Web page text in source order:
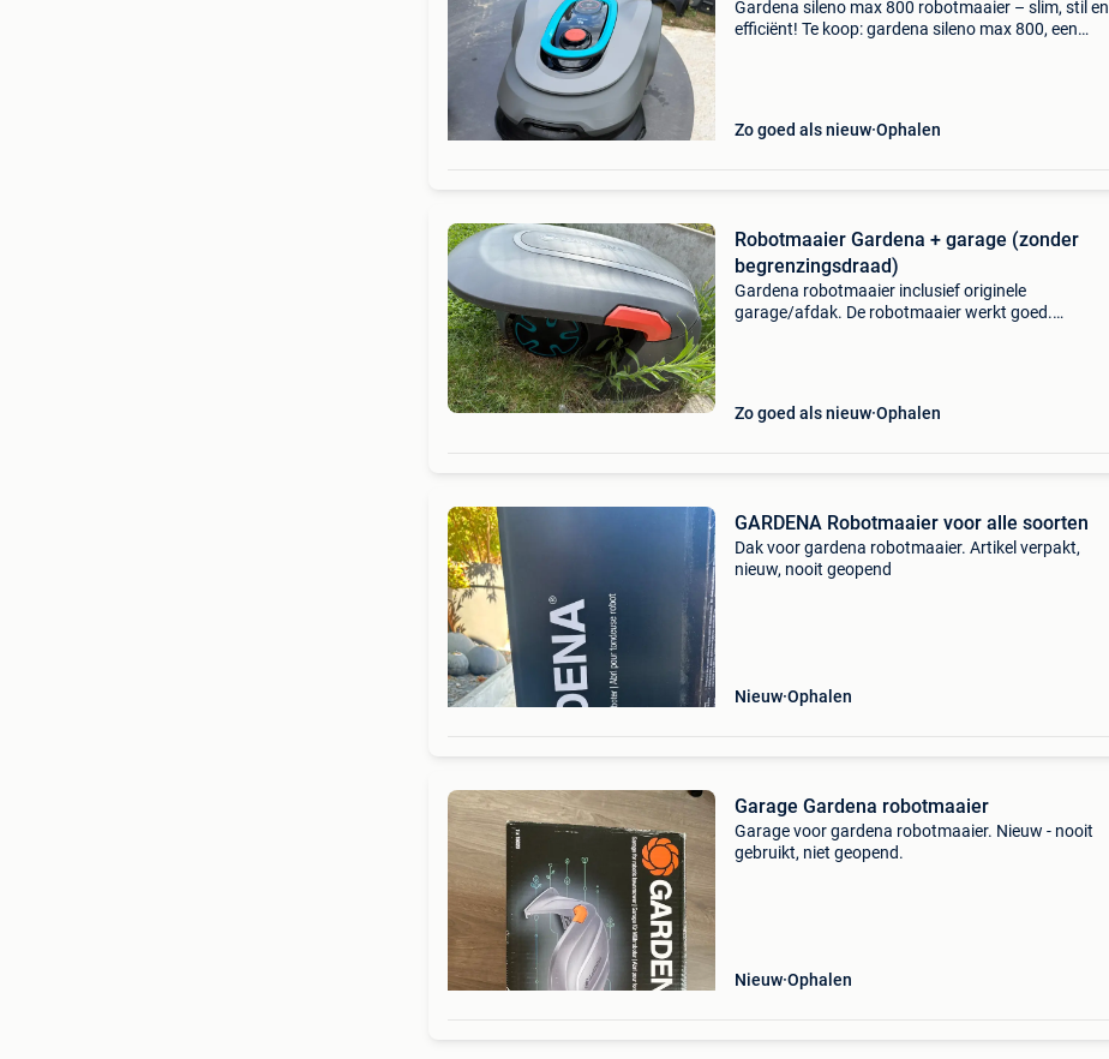
Gardena sileno max 800 robotmaaier – slim, stil en
efficiënt! Te koop: gardena sileno max 800, een
Zo goed als nieuw Ophalen
Robotmaaier Gardena + garage (zonder
begrenzingsdraad)
Gardena robotmaaier inclusief originele
garage/afdak. De robotmaaier werkt goed.
Zo goed als nieuw Ophalen
GARDENA Robotmaaier voor alle soorten
Dak voor gardena robotmaaier. Artikel verpakt,
nieuw, nooit geopend
Nieuw Ophalen
Garage Gardena robotmaaier
Garage voor gardena robotmaaier. Nieuw - nooit
gebruikt, niet geopend.
Nieuw Ophalen